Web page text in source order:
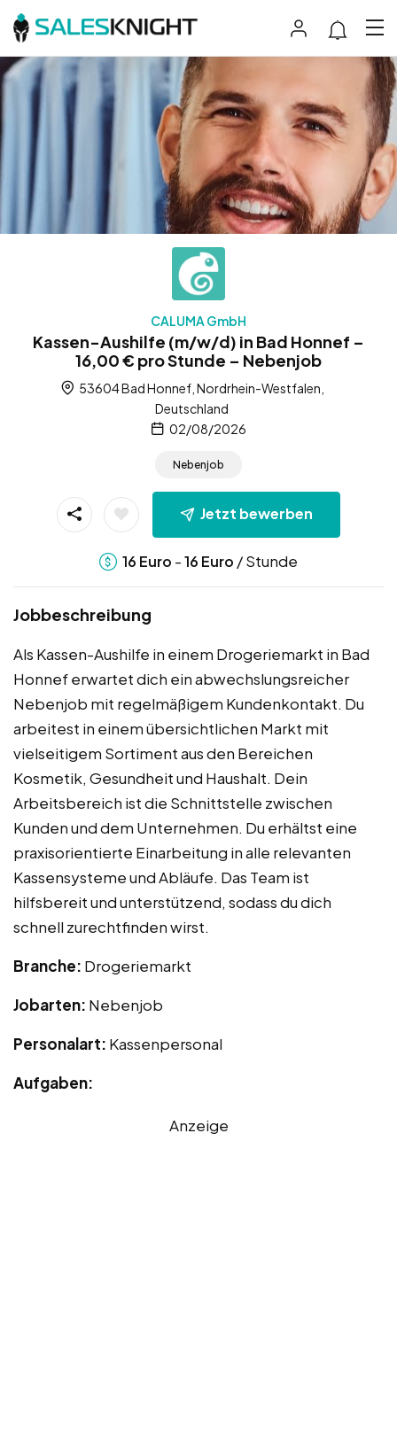
CALUMA GmbH
Kassen-Aushilfe (m/w/d) in Bad Honnef –
16,00 € pro Stunde – Nebenjob
53604 Bad Honnef, Nordrhein-Westfalen,
Deutschland
02/08/2026
Nebenjob
Jetzt bewerben
16 Euro -16 Euro / Stunde
Jobbeschreibung
Als Kassen-Aushilfe in einem Drogeriemarkt in Bad
Honnef erwartet dich ein abwechslungsreicher
Nebenjob mit regelmäßigem Kundenkontakt. Du
arbeitest in einem übersichtlichen Markt mit
vielseitigem Sortiment aus den Bereichen
Kosmetik, Gesundheit und Haushalt. Dein
Arbeitsbereich ist die Schnittstelle zwischen
Kunden und dem Unternehmen. Du erhältst eine
praxisorientierte Einarbeitung in alle relevanten
Kassensysteme und Abläufe. Das Team ist
hilfsbereit und unterstützend, sodass du dich
schnell zurechtfinden wirst.
Branche: Drogeriemarkt
Jobarten: Nebenjob
Personalart: Kassenpersonal
Aufgaben:
Anzeige